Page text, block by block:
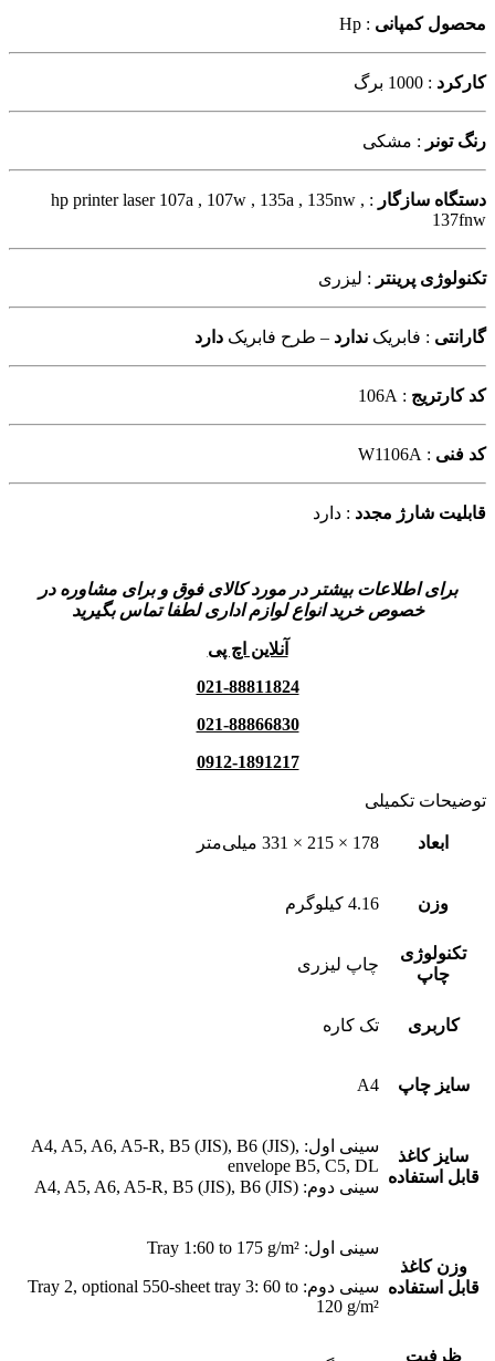
محصول کمپانی : Hp
کارکرد : 1000 برگ
رنگ تونر : مشکی
دستگاه سازگار
: hp printer laser 107a , 107w , 135a , 135nw ,
137fnw
تکنولوژی پرینتر : لیزری
گارانتی : فابریک ندارد – طرح فابریک دارد
کد کارتریج : 106A
کد فنی : W1106A
قابلیت شارژ مجدد : دارد
برای اطلاعات بیشتر در مورد کالای فوق و برای مشاوره در
خصوص خرید انواع لوازم اداری لطفا تماس بگیرید
آنلاین اچ پی
021-88811824
021-88866830
0912-1891217
توضیحات تکمیلی
ابعاد 178 × 215 × 331 میلی‌متر
وزن 4.16 کیلوگرم
تکنولوژی
چاپ
چاپ لیزری
کاربری تک کاره
سایز چاپ A4
سایز کاغذ
قابل استفاده
سینی اول: A4, A5, A6, A5-R, B5 (JIS), B6 (JIS),
envelope B5, C5, DL
سینی دوم: A4, A5, A6, A5-R, B5 (JIS), B6 (JIS)
وزن کاغذ
قابل استفاده
سینی اول: Tray 1:60 to 175 g/m²
سینی دوم: Tray 2, optional 550-sheet tray 3: 60 to
120 g/m²
ظرفیت